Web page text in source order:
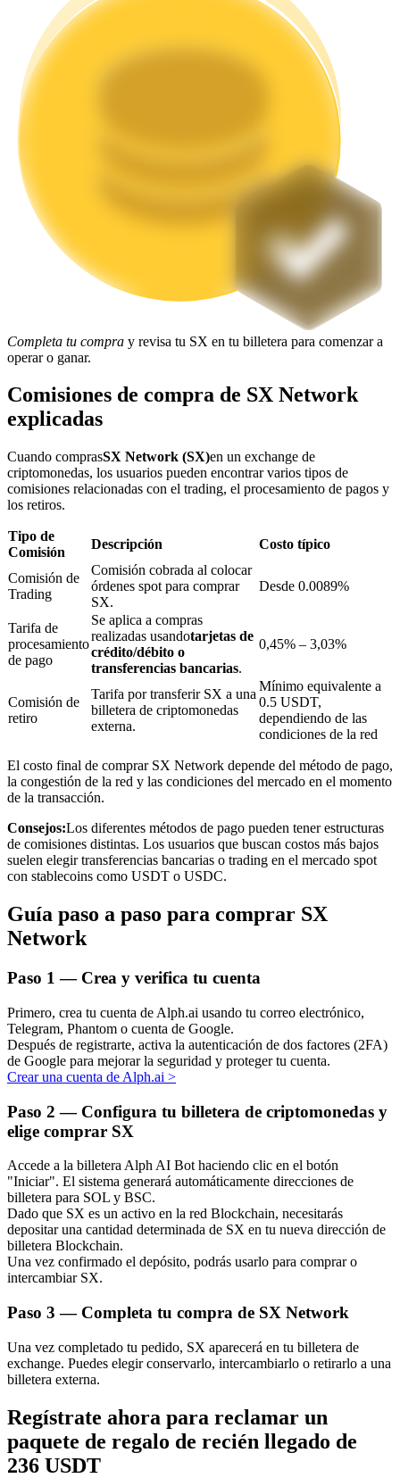
Staking
Launchpool
Participación flexible para ganar tokens populares
Bloqueos BTR
Inversiones exclusivas para titulares de BTR
Servicio de préstamos respaldado por criptomonedas
Obtenga ganancias a largo plazo e intereses flexibles
Aprender Staking
Obtenga más información sobre cómo obtener ingresos pasivos
Bitrue
AI
Bitrue Partners
Completa tu compra y revisa tu SX en tu billetera para comenzar a
operar o ganar.
Comisiones de compra de SX Network
explicadas
Cuando comprasSX Network (SX)en un exchange de
criptomonedas, los usuarios pueden encontrar varios tipos de
comisiones relacionadas con el trading, el procesamiento de pagos y
los retiros.
Tipo de
Comisión
Descripción Costo típico
Comisión de
Trading
Comisión cobrada al colocar
órdenes spot para comprar
SX.
Desde 0.0089%
Tarifa de
procesamiento
de pago
Se aplica a compras
realizadas usandotarjetas de
crédito/débito o
transferencias bancarias.
0,45% – 3,03%
Comisión de
retiro
Tarifa por transferir SX a una
billetera de criptomonedas
externa.
Mínimo equivalente a
0.5 USDT,
dependiendo de las
condiciones de la red
El costo final de comprar SX Network depende del método de pago,
la congestión de la red y las condiciones del mercado en el momento
de la transacción.
Consejos:Los diferentes métodos de pago pueden tener estructuras
de comisiones distintas. Los usuarios que buscan costos más bajos
suelen elegir transferencias bancarias o trading en el mercado spot
con stablecoins como USDT o USDC.
Guía paso a paso para comprar SX
Network
Paso 1 — Crea y verifica tu cuenta
Primero, crea tu cuenta de Alph.ai usando tu correo electrónico,
Telegram, Phantom o cuenta de Google.
Después de registrarte, activa la autenticación de dos factores (2FA)
de Google para mejorar la seguridad y proteger tu cuenta.
Crear una cuenta de Alph.ai >
Paso 2 — Configura tu billetera de criptomonedas y
elige comprar SX
Accede a la billetera Alph AI Bot haciendo clic en el botón
"Iniciar". El sistema generará automáticamente direcciones de
billetera para SOL y BSC.
Dado que SX es un activo en la red Blockchain, necesitarás
depositar una cantidad determinada de SX en tu nueva dirección de
billetera Blockchain.
Una vez confirmado el depósito, podrás usarlo para comprar o
intercambiar SX.
Paso 3 — Completa tu compra de SX Network
Una vez completado tu pedido, SX aparecerá en tu billetera de
exchange. Puedes elegir conservarlo, intercambiarlo o retirarlo a una
billetera externa.
Regístrate ahora para reclamar un
paquete de regalo de recién llegado de
236 USDT